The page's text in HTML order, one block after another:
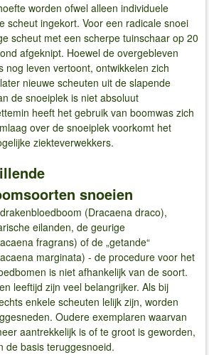
worden ofwel alleen individuele
scheut ingekort. Voor een radicale snoei
scheut met een scherpe tuinschaar op 20
afgeknipt. Hoewel de overgebleven
nog leven vertoont, ontwikkelen zich
nieuwe scheuten uit de slapende
de snoeiplek is niet absoluut
heeft het gebruik van boomwas zich
over de snoeiplek voorkomt het
ziekteverwekkers.
snoeien
(Dracaena draco),
eilanden, de geurige
fragrans) of de „getande“
marginata) - de procedure voor het
is niet afhankelijk van de soort.
leeftijd zijn veel belangrijker. Als bij
enkele scheuten lelijk zijn, worden
Oudere exemplaren waarvan
aantrekkelijk is of te groot is geworden,
de basis teruggesnoeid.